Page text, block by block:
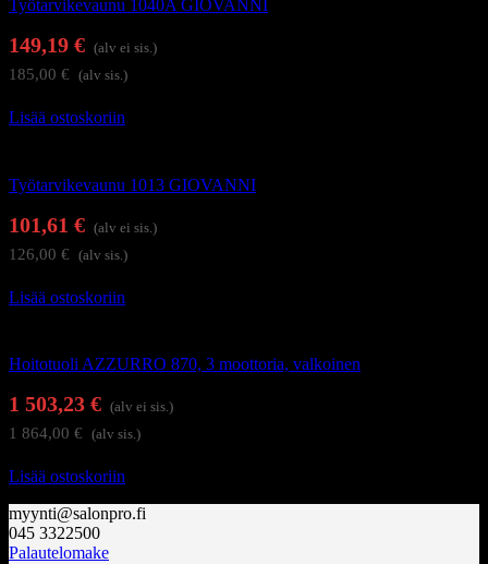
Työtarvikevaunu 1040A GIOVANNI
149,19 € (alv ei sis.)
185,00 € (alv sis.)
Lisää ostoskoriin
Työtarvikevaunu 1013 GIOVANNI
101,61 € (alv ei sis.)
126,00 € (alv sis.)
Lisää ostoskoriin
Hoitotuoli AZZURRO 870, 3 moottoria, valkoinen
1 503,23 € (alv ei sis.)
1 864,00 € (alv sis.)
Lisää ostoskoriin
myynti@salonpro.fi
045 3322500
Palautelomake